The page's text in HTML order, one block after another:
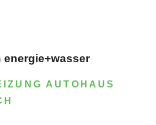
AUTOHAUS